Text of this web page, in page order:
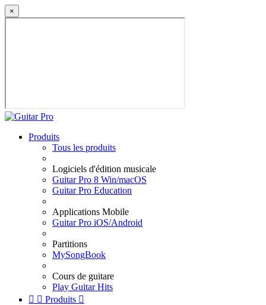
×
Produits
Tous les produits
Logiciels d'édition musicale
Guitar Pro 8 Win/macOS
Guitar Pro Education
Applications Mobile
Guitar Pro iOS/Android
Partitions
MySongBook
Cours de guitare
Play Guitar Hits
  Produits 